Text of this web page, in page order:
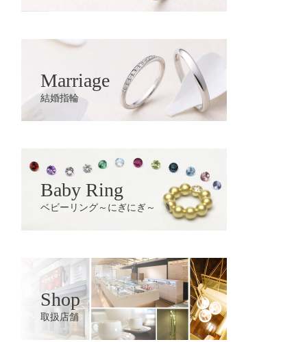
Marriage
結婚指輪
Baby Ring
ベビーリング～にぎにぎ～
Shop
取扱店舗